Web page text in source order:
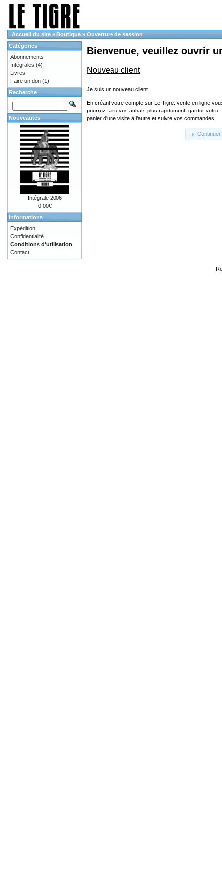
Accueil du site » Boutique » Ouverture de session
Bienvenue, veuillez ouvrir
Nouveau client
Je suis un nouveau client.
En créant votre compte sur Le Tigre: vente en ligne
pourrez faire vos achats plus rapidement, garder votre
panier d'une visite à l'autre et suivre vos commandes.
Continuer
Catégories
Abonnements
Intégrales (4)
Livres
Faire un don (1)
Recherche
Nouveautés
Intégrale 2006
0,00€
Informations
Expédition
Confidentialité
Conditions d'utilisation
Contact